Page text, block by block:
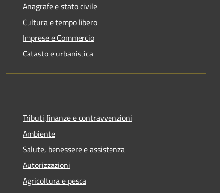
Anagrafe e stato civile
Cultura e tempo libero
Imprese e Commercio
Catasto e urbanistica
Tributi,finanze e contravvenzioni
Ambiente
Salute, benessere e assistenza
Autorizzazioni
Agricoltura e pesca